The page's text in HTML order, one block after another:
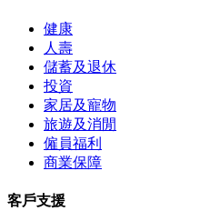
健康
人壽
儲蓄及退休
投資
家居及寵物
旅遊及消閒
僱員福利
商業保障
客戶支援